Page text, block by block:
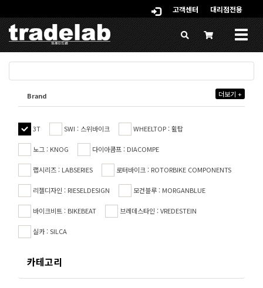
고객센터 대리점전용
Brand 더보기 +
3T SWI : 스위바이크 WHEELTOP : 휠탑
노그 : KNOG 다이아콤프 : DIACOMPE
랩시리즈 : LABSERIES 로터바이크 : ROTORBIKE COMPONENTS
리젤디자인 : RIESELDESIGN 모건블루 : MORGANBLUE
바이크비트 : BIKEBEAT 브레데스타인 : VREDESTEIN
실카 : SILCA
카테고리